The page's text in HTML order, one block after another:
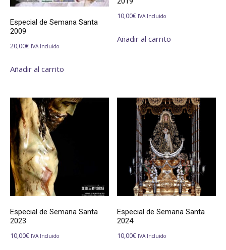
Especial de Semana Santa
2009
20,00€ IVA Incluido
Añadir al carrito
10,00€ IVA Incluido
Añadir al carrito
Especial de Semana Santa
2023
10,00€ IVA Incluido
Especial de Semana Santa
2024
10,00€ IVA Incluido